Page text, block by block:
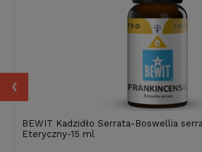
BEWIT Kadzidło Serrata-Boswellia
Eteryczny-15 ml
‹